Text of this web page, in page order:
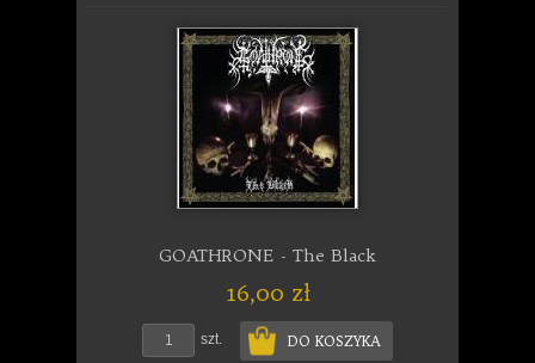
GOATHRONE - The Black
16,00 zł
szt. DO KOSZYKA